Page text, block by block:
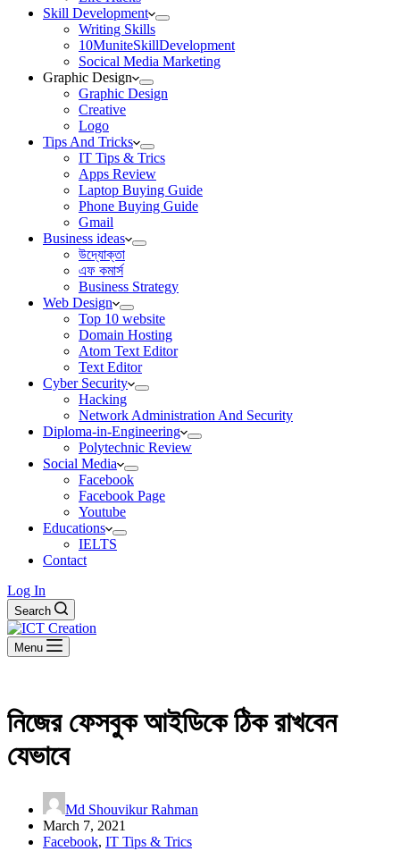
Skill Development
Writing Skills
10MuniteSkillDevelopment
Socical Media Marketing
Graphic Design
Graphic Design
Creative
Logo
Tips And Tricks
IT Tips & Trics
Apps Review
Laptop Buying Guide
Phone Buying Guide
Gmail
Business ideas
উদ্যোক্তা
এফ কমার্স
Business Strategy
Web Design
Top 10 website
Domain Hosting
Atom Text Editor
Text Editor
Cyber Security
Hacking
Network Administration And Security
Diploma-in-Engineering
Polytechnic Review
Social Media
Facebook
Facebook Page
Youtube
Educations
IELTS
Contact
Log In
Search
Menu
নিজের ফেসবুক আইডিকে ঠিক রাখবেন
যেভাবে
Md Shouvikur Rahman
March 7, 2021
Facebook, IT Tips & Trics